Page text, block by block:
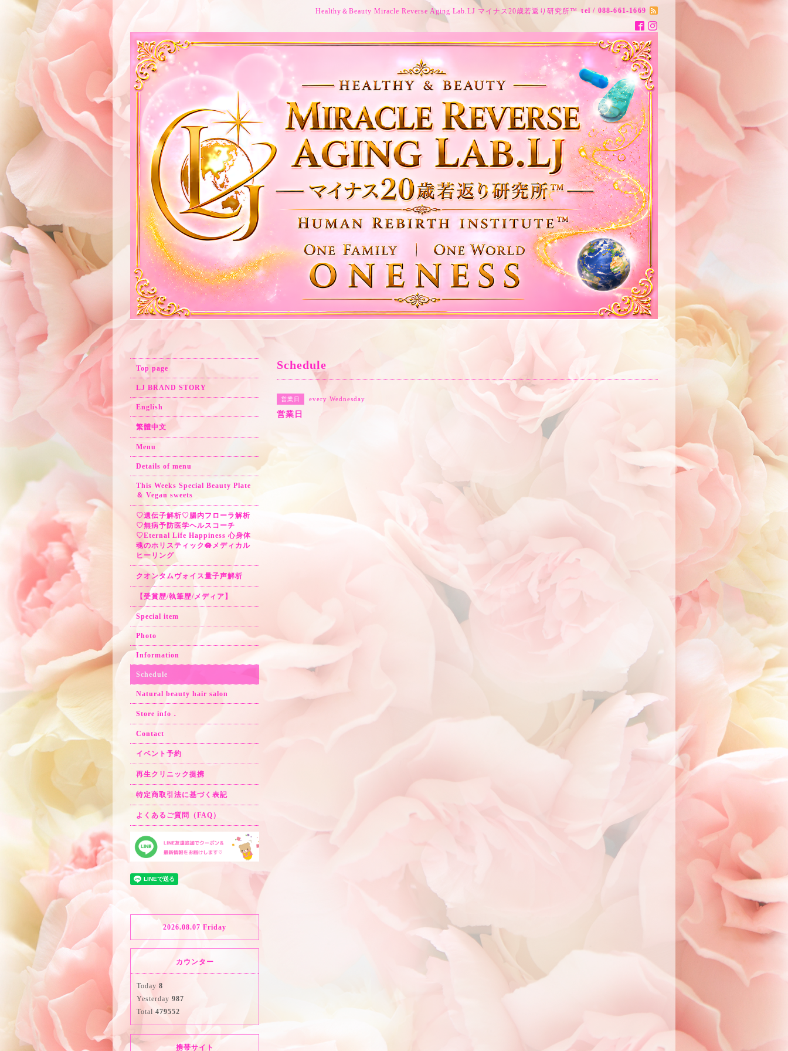
Healthy＆Beauty Miracle Reverse Aging Lab.LJ マイナス20歳若返り研究所™ tel / 088-661-1669
Schedule
営業日 every Wednesday
営業日
Top page
LJ BRAND STORY
English
繁體中文
Menu
Details of menu
This Weeks Special Beauty Plate
＆ Vegan sweets
♡遺伝子解析♡腸内フローラ解析
♡無病予防医学ヘルスコーチ
♡Eternal Life Happiness 心身体
魂のホリスティック🪷メディカル
ヒーリング
クオンタムヴォイス量子声解析
【受賞歴/執筆歴/メディア】
Special item
Photo
Information
Schedule
Natural beauty hair salon
Store info．
Contact
イベント予約
再生クリニック提携
特定商取引法に基づく表記
よくあるご質問（FAQ）
2026.08.07 Friday
カウンター
Today 8
Yesterday 987
Total 479552
携帯サイト